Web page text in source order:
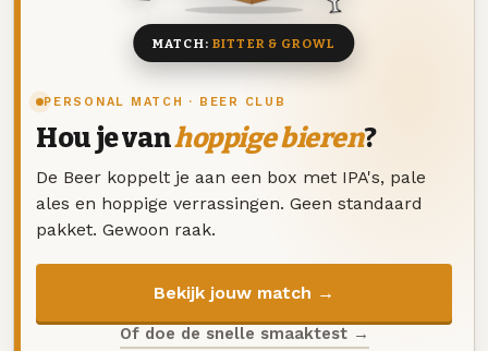
PERSONAL MATCH · BEER CLUB
Hou je vanhoppige bieren?
De Beer koppelt je aan een box met IPA's, pale
ales en hoppige verrassingen. Geen standaard
pakket. Gewoon raak.
Bekijk jouw match →
Of doe de snelle smaaktest →
MATCH: BITTER & GROWL